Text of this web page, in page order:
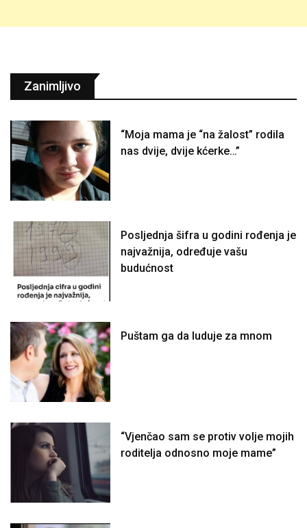
Zanimljivo
“Moja mama je “na žalost” rodila
nas dvije, dvije kćerke…”
Posljednja šifra u godini rođenja je
najvažnija, određuje vašu
budućnost
Puštam ga da luduje za mnom
“Vjenčao sam se protiv volje mojih
roditelja odnosno moje mame”